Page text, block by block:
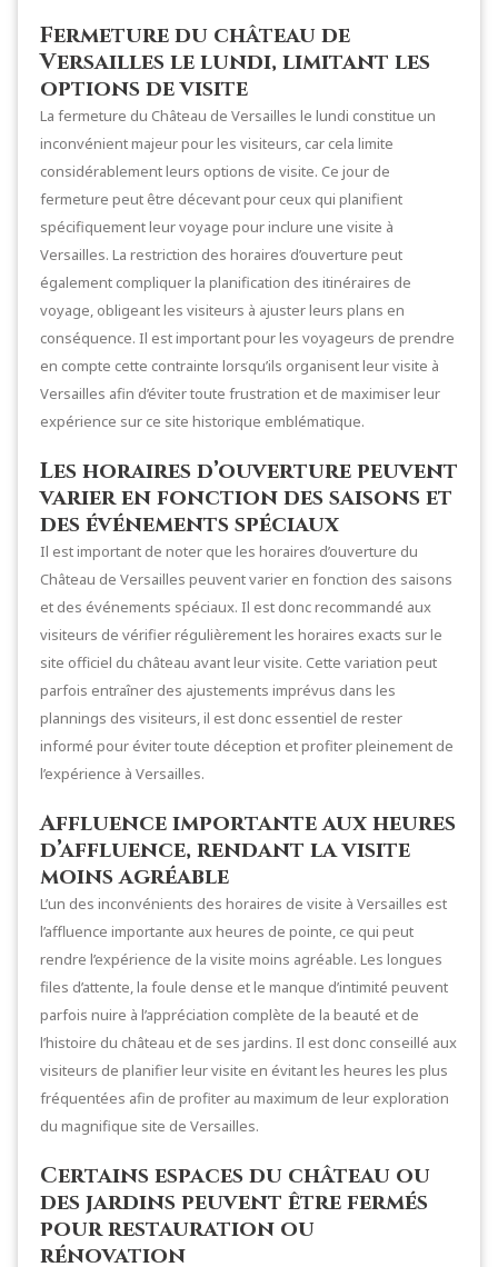
Fermeture du château de
Versailles le lundi, limitant les
options de visite
La fermeture du Château de Versailles le lundi constitue un
inconvénient majeur pour les visiteurs, car cela limite
considérablement leurs options de visite. Ce jour de
fermeture peut être décevant pour ceux qui planifient
spécifiquement leur voyage pour inclure une visite à
Versailles. La restriction des horaires d’ouverture peut
également compliquer la planification des itinéraires de
voyage, obligeant les visiteurs à ajuster leurs plans en
conséquence. Il est important pour les voyageurs de prendre
en compte cette contrainte lorsqu’ils organisent leur visite à
Versailles afin d’éviter toute frustration et de maximiser leur
expérience sur ce site historique emblématique.
Les horaires d’ouverture peuvent
varier en fonction des saisons et
des événements spéciaux
Il est important de noter que les horaires d’ouverture du
Château de Versailles peuvent varier en fonction des saisons
et des événements spéciaux. Il est donc recommandé aux
visiteurs de vérifier régulièrement les horaires exacts sur le
site officiel du château avant leur visite. Cette variation peut
parfois entraîner des ajustements imprévus dans les
plannings des visiteurs, il est donc essentiel de rester
informé pour éviter toute déception et profiter pleinement de
l’expérience à Versailles.
Affluence importante aux heures
d’affluence, rendant la visite
moins agréable
L’un des inconvénients des horaires de visite à Versailles est
l’affluence importante aux heures de pointe, ce qui peut
rendre l’expérience de la visite moins agréable. Les longues
files d’attente, la foule dense et le manque d’intimité peuvent
parfois nuire à l’appréciation complète de la beauté et de
l’histoire du château et de ses jardins. Il est donc conseillé aux
visiteurs de planifier leur visite en évitant les heures les plus
fréquentées afin de profiter au maximum de leur exploration
du magnifique site de Versailles.
Certains espaces du château ou
des jardins peuvent être fermés
pour restauration ou
rénovation